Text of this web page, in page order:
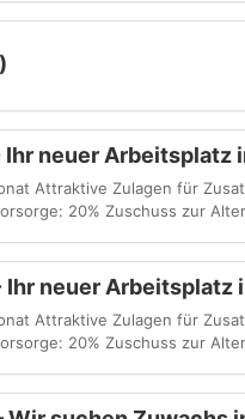
neuer Arbeitsplatz
Attraktive Zulagen für
20% Zuschuss zur
neuer Arbeitsplatz
Attraktive Zulagen für
20% Zuschuss zur